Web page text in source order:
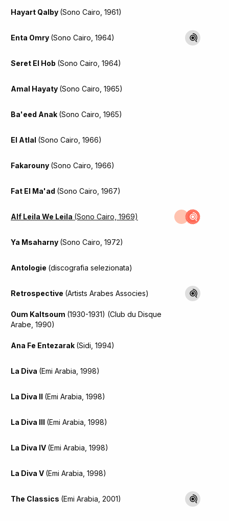
Hayart Qalby (Sono Cairo, 1961)
Enta Omry (Sono Cairo, 1964)
Seret El Hob (Sono Cairo, 1964)
Amal Hayaty (Sono Cairo, 1965)
Ba'eed Anak (Sono Cairo, 1965)
El Atlal (Sono Cairo, 1966)
Fakarouny (Sono Cairo, 1966)
Fat El Ma'ad (Sono Cairo, 1967)
Alf Leila We Leila (Sono Cairo, 1969)
Ya Msaharny (Sono Cairo, 1972)
Antologie (discografia selezionata)
Retrospective (Artists Arabes Associes)
Oum Kaltsoum (1930-1931) (Club du Disque
Arabe, 1990)
Ana Fe Entezarak (Sidi, 1994)
La Diva (Emi Arabia, 1998)
La Diva II (Emi Arabia, 1998)
La Diva III (Emi Arabia, 1998)
La Diva IV (Emi Arabia, 1998)
La Diva V (Emi Arabia, 1998)
The Classics (Emi Arabia, 2001)